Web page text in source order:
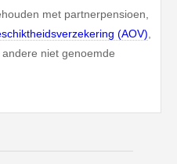
met partnerpensioen,
(AOV)
niet genoemde